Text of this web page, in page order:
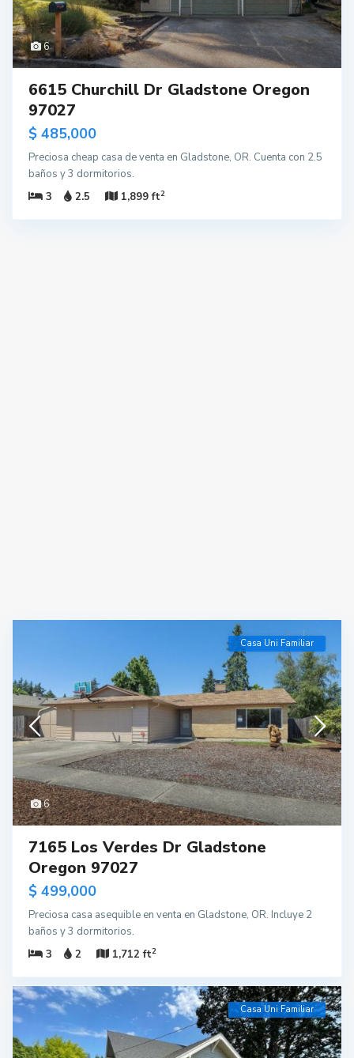
6
6615 Churchill Dr Gladstone Oregon
97027
$ 485,000
Preciosa cheap casa de venta en Gladstone, OR. Cuenta con 2.5
baños y 3 dormitorios.
3
2.5 1,899 ft2
6
Casa Uni Familiar
7165 Los Verdes Dr Gladstone
Oregon 97027
$ 499,000
Preciosa casa asequible en venta en Gladstone, OR. Incluye 2
baños y 3 dormitorios.
3
2 1,712 ft2
Casa Uni Familiar